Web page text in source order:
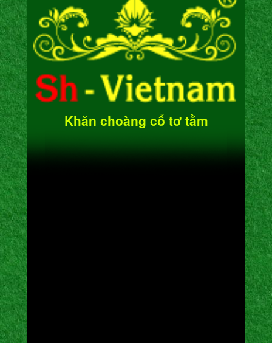
Khăn choàng cổ tơ tằm